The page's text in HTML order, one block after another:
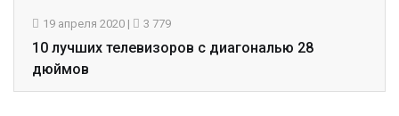
19 апреля 2020 | 3 779
10 лучших телевизоров с диагональю 28
дюймов